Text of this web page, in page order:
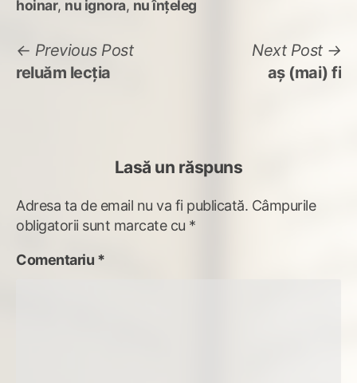
hoinar, nu ignora, nu înțeleg
Navigare
în
Previous PostPrevious
reluăm lecția
Next Post
aș (mai) fi
Lasă un răspuns
Adresa ta de email nu va fi publicată. Câmpurile
obligatorii sunt marcate cu *
Comentariu *